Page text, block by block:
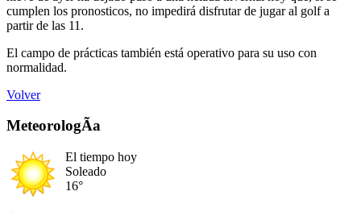
cumplen los pronosticos, no impedirá disfrutar de jugar al golf a
partir de las 11.
El campo de prácticas también está operativo para su uso con
normalidad.
Volver
MeteorologÃ­a
El tiempo hoy
Soleado
16°